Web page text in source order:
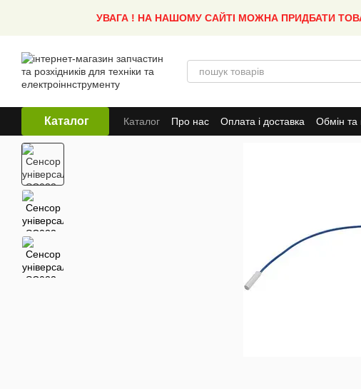
УВАГА ! НА НАШОМУ САЙТІ МОЖНА ПРИДБАТИ
Каталог Каталог Про нас Оплата і доставка Обмін та